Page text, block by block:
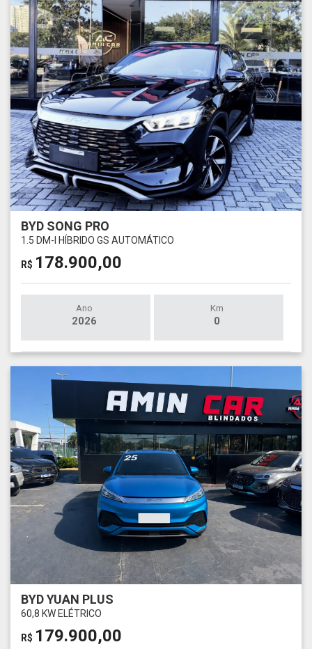
BYD SONG PRO
1.5 DM-I HÍBRIDO GS AUTOMÁTICO
R$ 178.900,00
Ano
2026
Km
0
BYD YUAN PLUS
60,8 KW ELÉTRICO
R$ 179.900,00